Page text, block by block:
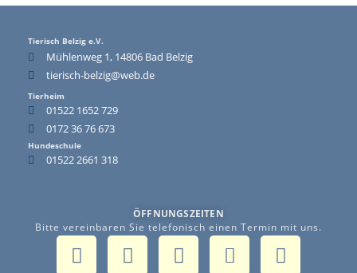
Tierisch Belzig e.V.
Mühlenweg 1, 14806 Bad Belzig
tierisch-belzig@web.de
Tierheim
01522 1652 729
0172 36 76 673
Hundeschule
01522 2661 318
ÖFFNUNGSZEITEN
Bitte vereinbaren Sie telefonisch einen Termin mit uns.